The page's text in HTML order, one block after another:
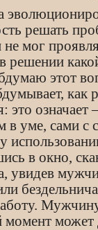
решать
мог
решении
этот
как
это
в уме, сами с
в окно,
увидев
может